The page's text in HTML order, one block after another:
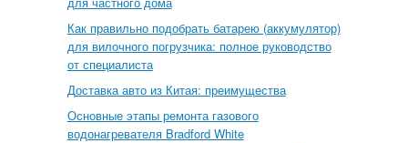
Как правильно подобрать батарею (аккумулятор)
для вилочного погрузчика: полное руководство
от специалиста
Доставка авто из Китая: преимущества
Основные этапы ремонта газового
водонагревателя Bradford White